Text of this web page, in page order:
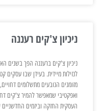
ניכיון צ'קים רעננה
ניכיון צ'קים ברעננה הפך בשנים
לנזילות מיידית. בעידן שבו עסקים
מזומנים הנובעים מתשלומים
ואפקטיבי שמאפשר להמיר צ'קים
העסקית החזקה וביזמים החדשניים